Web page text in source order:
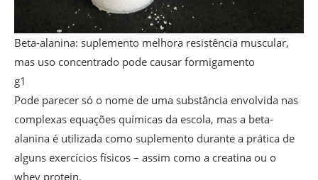
Beta-alanina: suplemento melhora resistência muscular,
mas uso concentrado pode causar formigamento
g1
Pode parecer só o nome de uma substância envolvida nas
complexas equações químicas da escola, mas a beta-
alanina é utilizada como suplemento durante a prática de
alguns exercícios físicos – assim como a creatina ou o
whey protein.